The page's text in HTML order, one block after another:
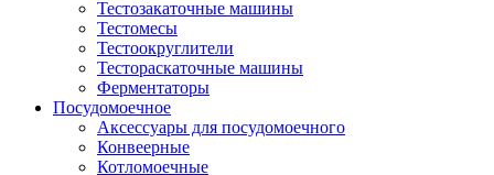
Тестозакаточные машины
Тестомесы
Тестоокруглители
Тестораскаточные машины
Ферментаторы
Посудомоечное
Аксессуары для посудомоечного
Конвеерные
Котломоечные